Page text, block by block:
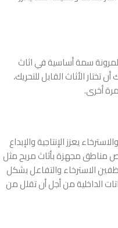
سمة أساسية في اثاث
الأثاث القابل للتحريك،
أخرى.
يعزز الإنتاجية والإبداع
مناطق مجهزة بأثاث مريح مثل
الاسترخاء والتفاعل بشكل
الداخلية من أجل أن تقلل من